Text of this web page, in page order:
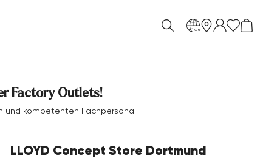
de
Factory Outlets!
und kompetenten Fachpersonal.
LLOYD Concept Store Dortmund